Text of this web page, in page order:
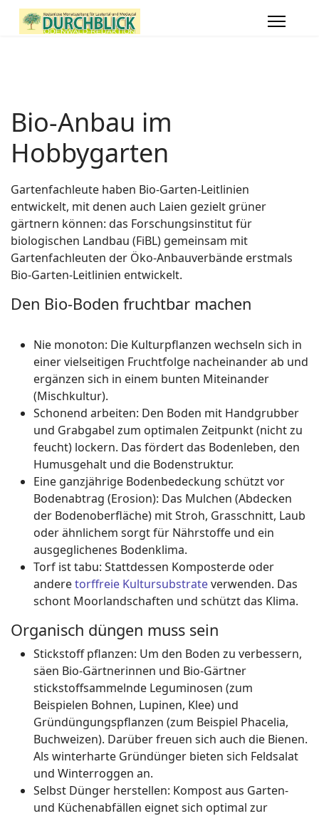
Bio-Anbau im
Hobbygarten
Gartenfachleute haben Bio-Garten-Leitlinien
entwickelt, mit denen auch Laien gezielt grüner
gärtnern können: das Forschungsinstitut für
biologischen Landbau (FiBL) gemeinsam mit
Gartenfachleuten der Öko-Anbauverbände erstmals
Bio-Garten-Leitlinien entwickelt.
Den Bio-Boden fruchtbar machen
Nie monoton: Die Kulturpflanzen wechseln sich in
einer vielseitigen Fruchtfolge nacheinander ab und
ergänzen sich in einem bunten Miteinander
(Mischkultur).
Schonend arbeiten: Den Boden mit Handgrubber
und Grabgabel zum optimalen Zeitpunkt (nicht zu
feucht) lockern. Das fördert das Bodenleben, den
Humusgehalt und die Bodenstruktur.
Eine ganzjährige Bodenbedeckung schützt vor
Bodenabtrag (Erosion): Das Mulchen (Abdecken
der Bodenoberfläche) mit Stroh, Grasschnitt, Laub
oder ähnlichem sorgt für Nährstoffe und ein
ausgeglichenes Bodenklima.
Torf ist tabu: Stattdessen Komposterde oder
anderetorffreie Kultursubstrateverwenden. Das
schont Moorlandschaften und schützt das Klima.
Organisch düngen muss sein
Stickstoff pflanzen: Um den Boden zu verbessern,
säen Bio-Gärtnerinnen und Bio-Gärtner
stickstoffsammelnde Leguminosen (zum
Beispielen Bohnen, Lupinen, Klee) und
Gründüngungspflanzen (zum Beispiel Phacelia,
Buchweizen). Darüber freuen sich auch die Bienen.
Als winterharte Gründünger bieten sich Feldsalat
und Winterroggen an.
Selbst Dünger herstellen: Kompost aus Garten-
und Küchenabfällen eignet sich optimal zur